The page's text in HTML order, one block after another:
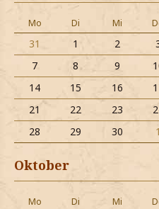
Mo Di Mi
31 1 2
7
8 9
14
15 16
21
22 23
28
29 30 1
Oktober
Mo Di Mi